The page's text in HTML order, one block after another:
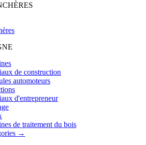
de construction
automoteurs
d'entrepreneur
de traitement du bois
→